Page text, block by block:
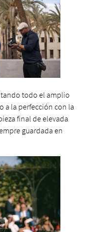
todo el amplio
a la perfección con la
final de elevada
guardada en